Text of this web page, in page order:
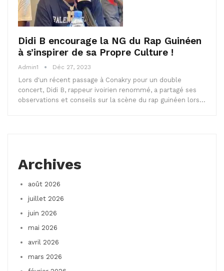
Didi B encourage la NG du Rap Guinéen
à s’inspirer de sa Propre Culture !
Admin1 Déc 27, 2023
Lors d'un récent passage à Conakry pour un double
concert, Didi B, rappeur ivoirien renommé, a partagé ses
observations et conseils sur la scène du rap guinéen lors…
Archives
août 2026
juillet 2026
juin 2026
mai 2026
avril 2026
mars 2026